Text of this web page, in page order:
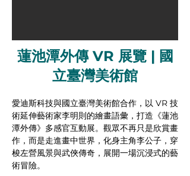
蓮池潭外傳 VR 展覽 | 國
立臺灣美術館
愛迪斯科技與國立臺灣美術館合作，以 VR 技
術延伸藝術家李明則的繪畫語彙，打造《蓮池
潭外傳》多感官互動展。觀眾不再只是欣賞畫
作，而是走進畫中世界，化身主角李公子，穿
梭左營風景與武俠傳奇，展開一場沉浸式的藝
術冒險。